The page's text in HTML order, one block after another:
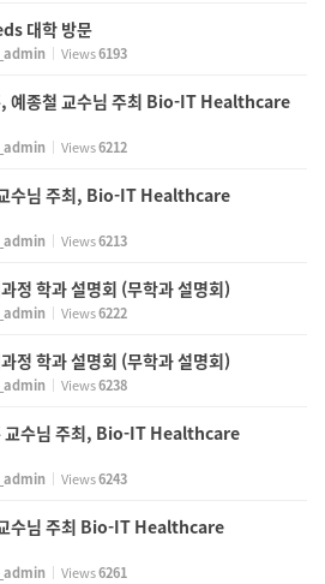
대학 방문
Views6193
예종철 교수님 주최 Bio-IT Healthcare
Views6212
수님 주최, Bio-IT Healthcare
Views6213
정 학과 설명회 (무학과 설명회)
Views6222
정 학과 설명회 (무학과 설명회)
Views6238
교수님 주최, Bio-IT Healthcare
Views6243
수님 주최 Bio-IT Healthcare
Views6261